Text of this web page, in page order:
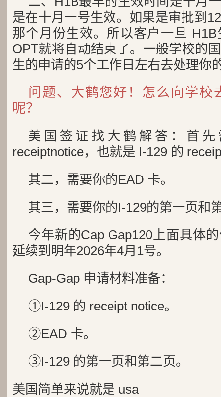
是在十月一号生效。如果是审批到
那个月份生效。所以客户一旦
OPT就将自动结束了。一般学校的
生的申请的5个工作日左右去处理你
问题、大鹤您好！怎么向学校
呢？
美国签证找大鹤解答：首先
receiptnotice，也就是 I-129 的
其二，需要你的EAD 卡。
其三，需要你的I-129的第一页和
今年新的Cap Gap120上面具体
延续到明年2026年4月1号。
Gap-Gap 申请材料准备：
①I-129 的 receipt notice。
②EAD 卡。
③I-129 的第一页和第二页。
美国简单来说就是 usa